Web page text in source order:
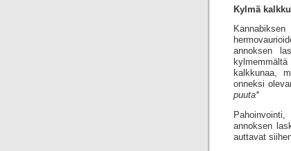
Kylmä
annoksen
kalkkunaa,
onneksi
puuta*
annoksen
auttavat